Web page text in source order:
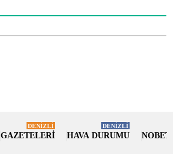
GAZETELERİ
DENİZLİ
HAVA DURUMU
DENİZLİ